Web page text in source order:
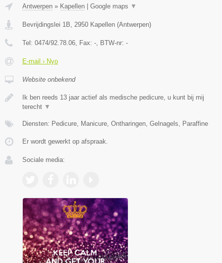
Antwerpen » Kapellen | Google maps ▼
Bevrijdingslei 1B 2950 Kapellen (Antwerpen)
Tel: 0474/92.78.06 , Fax: - , BTW-nr: -
E-mail › Nyo
Website onbekend
Ik ben reeds 13 jaar actief als medische pedicure, u kunt bij mij
terecht ▼
Diensten: Pedicure, Manicure, Ontharingen, Gelnagels, Paraffine
Er wordt gewerkt op afspraak.
Sociale media: